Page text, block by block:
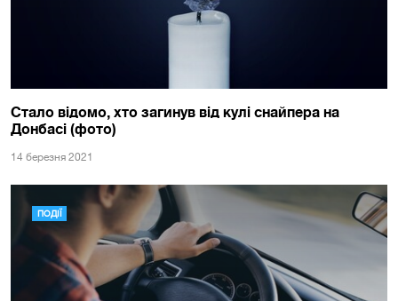
Стало відомо, хто загинув від кулі снайпера на
Донбасі (фото)
14 березня 2021
ПОДІЇ